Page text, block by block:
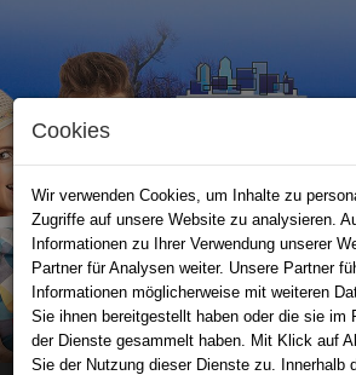
Cookies
Wir verwenden Cookies, um Inhalte zu
Zugriffe auf unsere Website zu analysieren.
Informationen zu Ihrer Verwendung unserer
Partner für Analysen weiter. Unsere Partner
Informationen möglicherweise mit weiteren
Sie ihnen bereitgestellt haben oder die sie im
der Dienste gesammelt haben. Mit Klick auf
Sie der Nutzung dieser Dienste zu. Innerhalb
STADTPORTAL